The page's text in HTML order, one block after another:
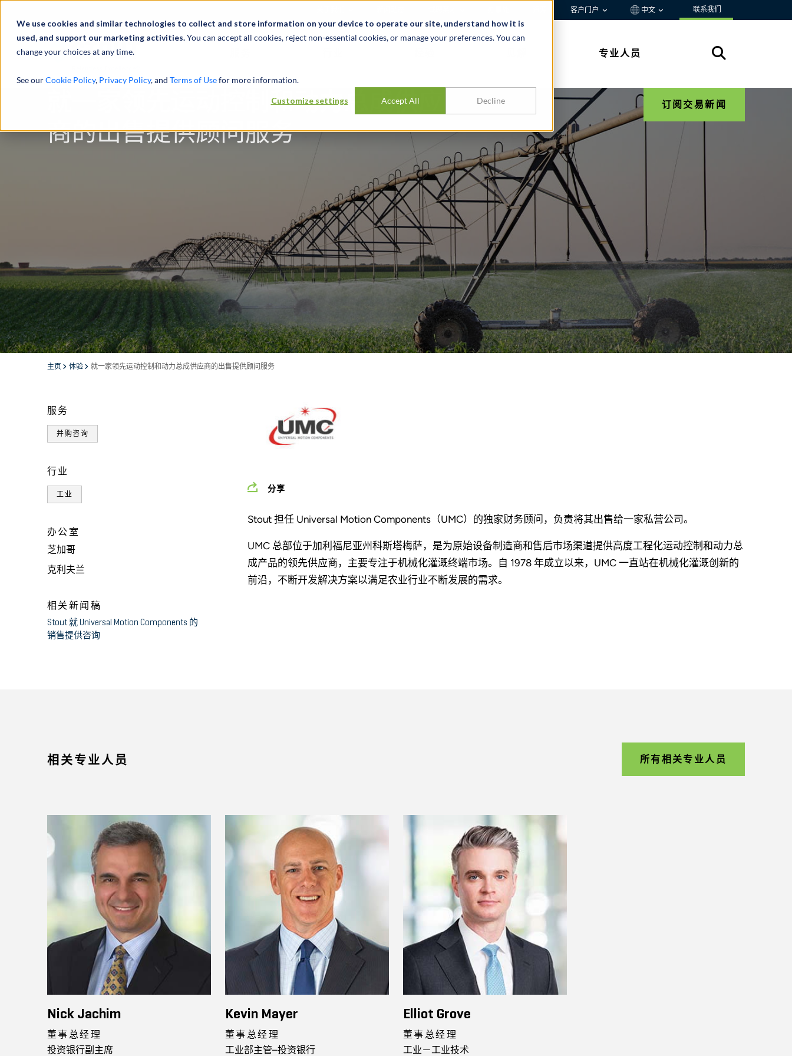
We use cookies and similar technologies to collect and store information on your device to operate our site, understand how it is
used, and support our marketing activities.You can accept all cookies, reject non-essential cookies, or manage your preferences. You can
change your choices at any time.
See ourCookie Policy, Privacy Policy, and Terms of Usefor more information.
Customize settings Accept All Decline
客户门户 中文 联系我们
专业人员
就一家领先运动控制和动力总成供应
商的出售提供顾问服务
订阅交易新闻
主页 体验 就一家领先运动控制和动力总成供应商的出售提供顾问服务
服务
并购咨询
行业
工业
办公室
芝加哥
克利夫兰
相关新闻稿
Stout 就 Universal Motion Components 的
销售提供咨询
分享
Stout 担任 Universal Motion Components（UMC）的独家财务顾问，负责将其出售给一家私营公司。
UMC 总部位于加利福尼亚州科斯塔梅萨，是为原始设备制造商和售后市场渠道提供高度工程化运动控制和动力总
成产品的领先供应商，主要专注于机械化灌溉终端市场。自 1978 年成立以来，UMC 一直站在机械化灌溉创新的
前沿，不断开发解决方案以满足农业行业不断发展的需求。
相关专业人员 所有相关专业人员
Nick Jachim
董事总经理
投资银行副主席
Kevin Mayer
董事总经理
工业部主管–投资银行
Elliot Grove
董事总经理
工业－工业技术